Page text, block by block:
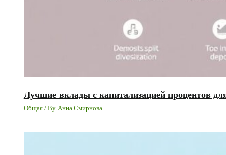
Лучшие вклады с капитализацией процентов
Общая/ By Анна Смирнова